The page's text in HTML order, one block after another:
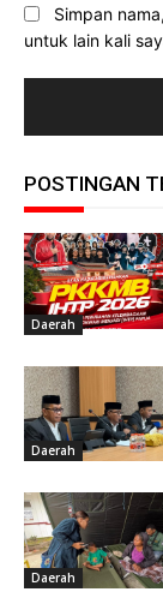
Simpan
untuk lain kali
POSTINGAN
Daerah
Daerah
Daerah